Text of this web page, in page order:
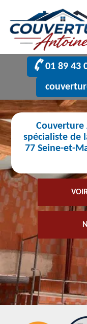
01 89 43
spécialiste de
77 Seine-et-